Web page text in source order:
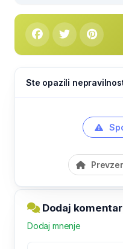
Ste opazili
Dodaj komentar
Dodaj mnenje